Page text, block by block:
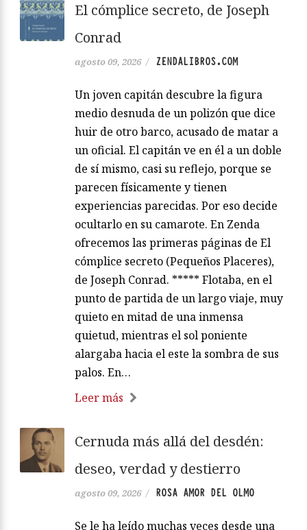
El cómplice secreto, de Joseph
Conrad
agosto 09, 2026 / ZENDALIBROS.COM
Un joven capitán descubre la figura
medio desnuda de un polizón que dice
huir de otro barco, acusado de matar a
un oficial. El capitán ve en él a un doble
de sí mismo, casi su reflejo, porque se
parecen físicamente y tienen
experiencias parecidas. Por eso decide
ocultarlo en su camarote. En Zenda
ofrecemos las primeras páginas de El
cómplice secreto (Pequeños Placeres),
de Joseph Conrad. ***** Flotaba, en el
punto de partida de un largo viaje, muy
quieto en mitad de una inmensa
quietud, mientras el sol poniente
alargaba hacia el este la sombra de sus
palos. En…
Leer más
Cernuda más allá del desdén:
deseo, verdad y destierro
agosto 09, 2026 / ROSA AMOR DEL OLMO
Se le ha leído muchas veces desde una